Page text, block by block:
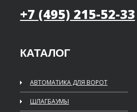
+7 (495) 215-52-33
КАТАЛОГ
АВТОМАТИКА ДЛЯ ВОРОТ
ШЛАГБАУМЫ